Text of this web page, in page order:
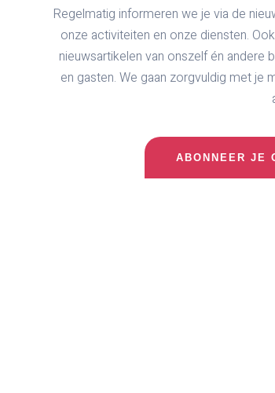
Regelmatig informeren we je via de
onze activiteiten en onze diensten.
nieuwsartikelen van onszelf én andere
en gasten. We gaan zorgvuldig met je
ABONNEER JE